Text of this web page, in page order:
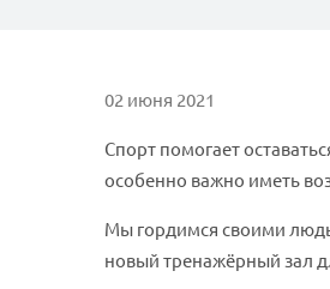
02 июня 2021
Спорт помогает
особенно важно иметь
Мы гордимся своими
новый тренажёрный зал